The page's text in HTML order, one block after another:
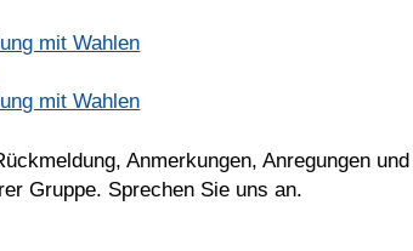
mit Wahlen
mit Wahlen
Anmerkungen, Anregungen und
Gruppe. Sprechen Sie uns an.